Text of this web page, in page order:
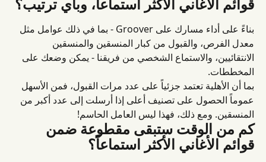
قوائم الأغاني الأكثر استماعاً، وبأي ترتيب؟
بناءً على أداء مسارك على Groover - بما في ذلك عوامل مثل
معدل الفرص، والقبول من كبار المنسقين والمنسقين
الانتقائيين، والاستماع الشخصي من فريقنا - يمكن وضعك على
المخططات.
بما أن الأهلية تعتمد جزئياً على عدد مرات القبول، فمن الأسهل
عموماً الحصول على تصنيف أعلى إذا أرسلت إلى عدد أكبر من
المنسقين. ومع ذلك، فهذا ليس العامل الحاسم!
كم من الوقت ستبقى مقطوعة ضمن
قوائم الأغاني الأكثر استماعاً؟